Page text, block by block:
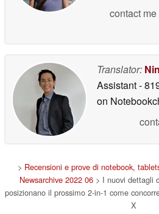
contact
Translator:
Assistant-
on
> Recensioni e prove di notebook,
Newsarchive 2022 06> I nuovi dettagli
posizionano il prossimo 2-in-1 come
X